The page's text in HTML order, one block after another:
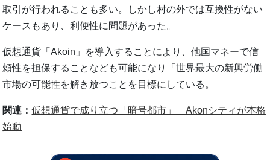
取引が行われることも多い。しかし村の外では互換性がない
ケースもあり、利便性に問題があった。
仮想通貨「Akoin」を導入することにより、他国マネーで信
頼性を担保することなども可能になり「世界最大の新興労働
市場の可能性を解き放つことを目標にしている。
関連：仮想通貨で成り立つ「暗号都市」 Akonシティが本格
始動